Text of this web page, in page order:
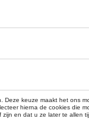
uit metaal. Olijf/grijze